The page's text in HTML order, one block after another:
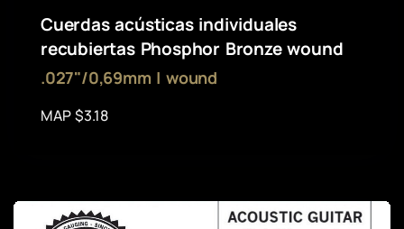
Cuerdas acústicas individuales
recubiertas Phosphor Bronze wound
.027"/0,69mm | wound
MAP $3.18